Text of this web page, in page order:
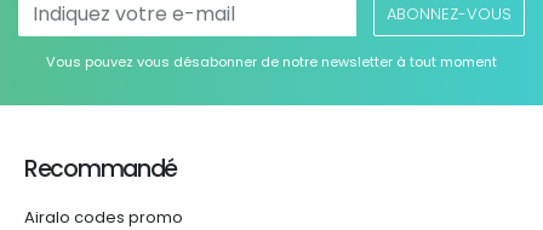
ABONNEZ-VOUS
Vous pouvez vous désabonner de notre newsletter à tout moment
Recommandé
Airalo codes promo